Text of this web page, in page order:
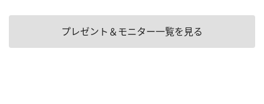
プレゼント＆モニター一覧を見る